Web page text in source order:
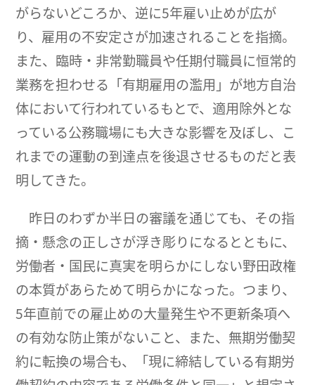
がらないどころか、逆に5年雇い止めが広が
り、雇用の不安定さが加速されることを指摘。
また、臨時・非常勤職員や任期付職員に恒常的
業務を担わせる「有期雇用の濫用」が地方自治
体において行われているもとで、適用除外とな
っている公務職場にも大きな影響を及ぼし、こ
れまでの運動の到達点を後退させるものだと表
明してきた。
昨日のわずか半日の審議を通じても、その指
摘・懸念の正しさが浮き彫りになるとともに、
労働者・国民に真実を明らかにしない野田政権
の本質があらためて明らかになった。つまり、
5年直前での雇止めの大量発生や不更新条項へ
の有効な防止策がないこと、また、無期労働契
約に転換の場合も、「現に締結している有期労